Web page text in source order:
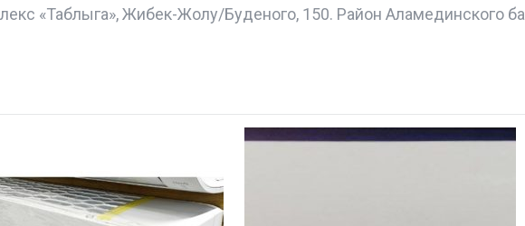
«Таблыга», Жибек-Жолу/Буденого, 150. Район Аламединского